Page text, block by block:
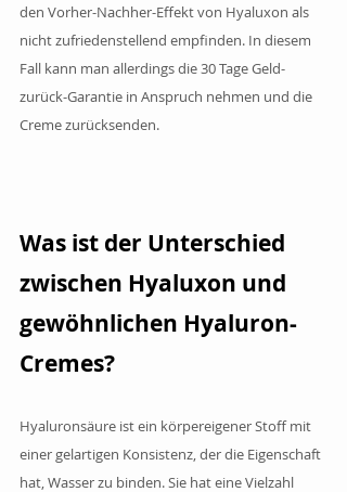
den Vorher-Nachher-Effekt von Hyaluxon als
nicht zufriedenstellend empfinden. In diesem
Fall kann man allerdings die 30 Tage Geld-
zurück-Garantie in Anspruch nehmen und die
Creme zurücksenden.
Was ist der Unterschied
zwischen Hyaluxon und
gewöhnlichen Hyaluron-
Cremes?
Hyaluronsäure ist ein körpereigener Stoff mit
einer gelartigen Konsistenz, der die Eigenschaft
hat, Wasser zu binden. Sie hat eine Vielzahl